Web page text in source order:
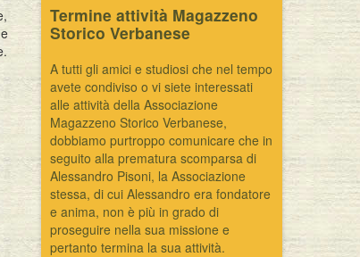
Termine attività Magazzeno
Storico Verbanese
A tutti gli amici e studiosi che nel tempo
avete condiviso o vi siete interessati
alle attività della Associazione
Magazzeno Storico Verbanese,
dobbiamo purtroppo comunicare che in
seguito alla prematura scomparsa di
Alessandro Pisoni, la Associazione
stessa, di cui Alessandro era fondatore
e anima, non è più in grado di
proseguire nella sua missione e
pertanto termina la sua attività.